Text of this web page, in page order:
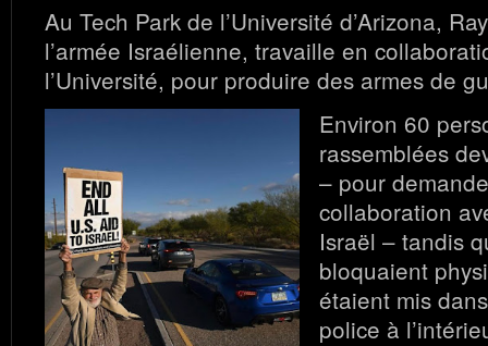
Au Tech Park de l’Université d’Arizona,
l’armée Israélienne, travaille en
l’Université, pour produire des armes de
Environ 60
rassemblées
– pour
collaboration
Israël – tandis
bloquaient
étaient mis
police à